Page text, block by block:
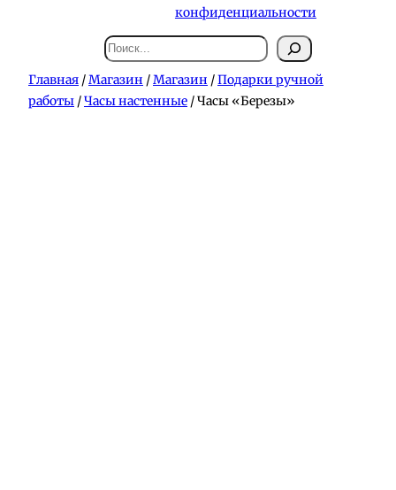
конфиденциальности
Поиск
Главная /Магазин /Магазин /Подарки ручной
работы /Часы настенные / Часы «Березы»